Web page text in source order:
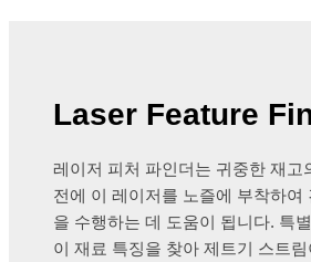
Laser Feature
레이저 피처 파인더는 귀중한 재고
전에 이 레이저를 노즐에 부착하여
을 수행하는 데 도움이 됩니다. 특
이 재료 특징을 찾아 제트기 스트